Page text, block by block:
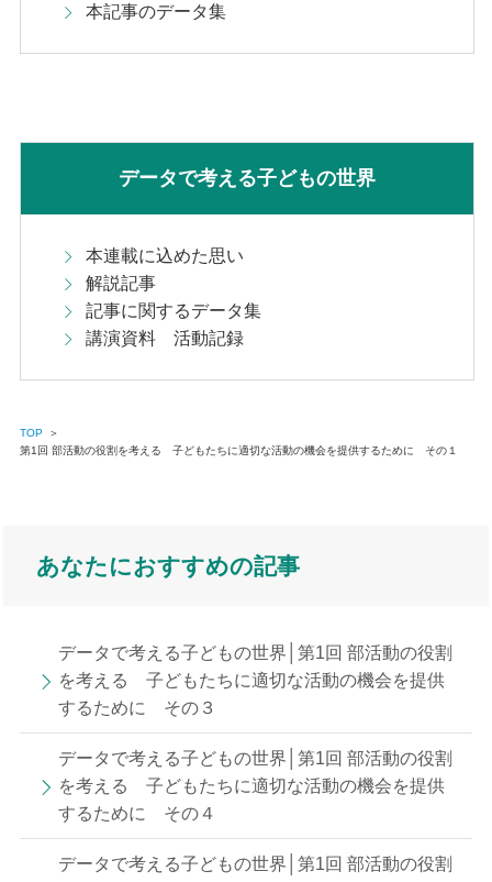
本記事のデータ集
データで考える子どもの世界
本連載に込めた思い
解説記事
記事に関するデータ集
講演資料 活動記録
TOP
＞
第1回 部活動の役割を考える 子どもたちに適切な活動の機会を提供するために その１
あなたにおすすめの記事
データで考える子どもの世界│第1回 部活動の役割
を考える 子どもたちに適切な活動の機会を提供
するために その３
データで考える子どもの世界│第1回 部活動の役割
を考える 子どもたちに適切な活動の機会を提供
するために その４
データで考える子どもの世界│第1回 部活動の役割